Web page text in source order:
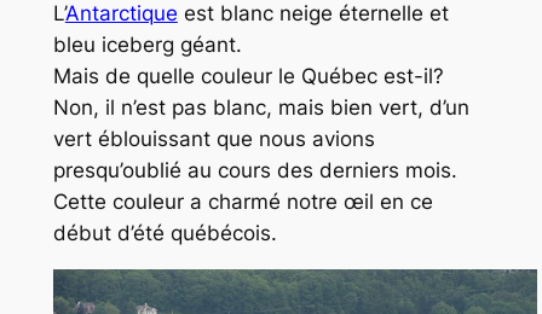
L’Antarctique est blanc neige éternelle et
bleu iceberg géant.
Mais de quelle couleur le Québec est-il?
Non, il n’est pas blanc, mais bien vert, d’un
vert éblouissant que nous avions
presqu’oublié au cours des derniers mois.
Cette couleur a charmé notre œil en ce
début d’été québécois.